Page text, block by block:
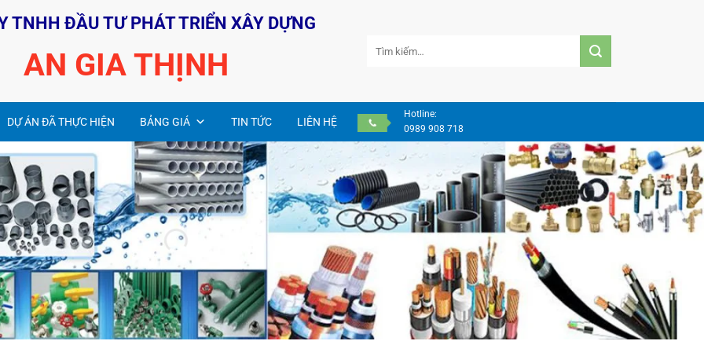
TNHH ĐẦU TƯ PHÁT TRIỂN XÂY DỰNG
AN GIA THỊNH
kiếm:
DỰ ÁN ĐÃ THỰC HIỆN BẢNG GIÁ TIN TỨC LIÊN HỆ
Hotline:
0989 908 718